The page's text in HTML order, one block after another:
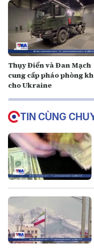
Thụy Điển và Đan Mạch
cung cấp pháo phòng
cho Ukraine
TIN CÙNG